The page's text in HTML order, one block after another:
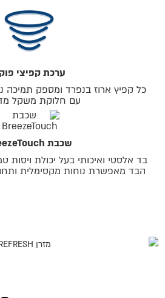
ערכת קפיצי
כל קפיץ ארוז בנפרד ומספק תמיכה
עם חלוקת משקל
שכבת BreezeTouch
בד אלסטי ואיכותי בעל יכולת
הבד מאפשרת נוחות מקסימלית